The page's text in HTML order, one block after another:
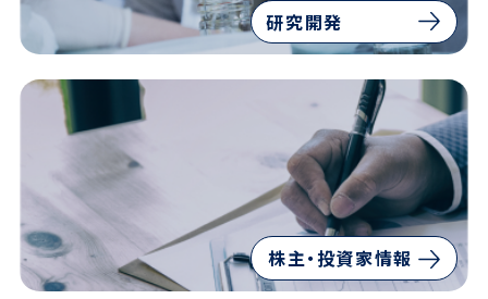
研究開発
⁩株主・投資家情報